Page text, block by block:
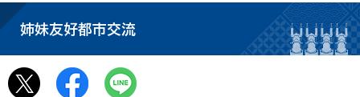
姉妹友好都市交流